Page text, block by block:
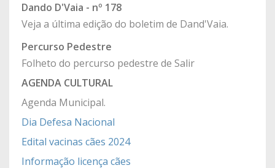
Dando D'Vaia - nº 178
Veja a última edição do boletim de Dand'Vaia.
Percurso Pedestre
Folheto do percurso pedestre de Salir
AGENDA CULTURAL
Agenda Municipal.
Dia Defesa Nacional
Edital vacinas cães 2024
Informação licença cães